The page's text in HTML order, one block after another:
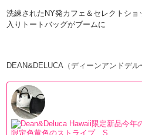
洗練されたNY発カフェ＆セレクトシ
入りトートバッグがブームに
DEAN&DELUCA（ディーンアンドデ